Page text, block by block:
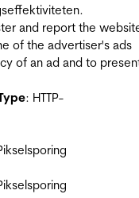
and report the
of the advertiser's ads
of an ad and to
: HTTP-